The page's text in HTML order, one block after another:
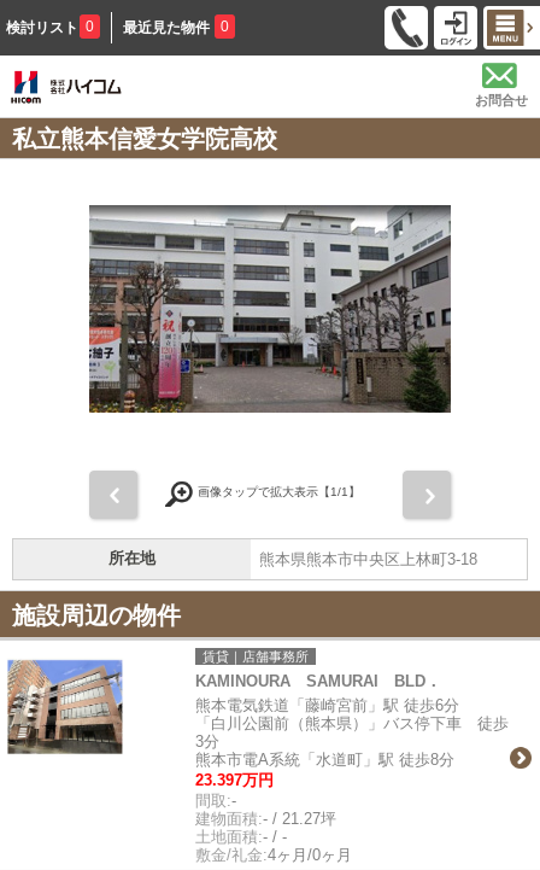
検討リスト 0 最近見た物件 0
お問合せ
私立熊本信愛女学院高校
画像タップで拡大表示【1/1】
所在地 熊本県熊本市中央区上林町3-18
施設周辺の物件
賃貸｜店舗事務所
KAMINOURA SAMURAI BLD．
熊本電気鉄道「藤崎宮前」駅 徒歩6分
「白川公園前（熊本県）」バス停下車 徒歩
3分
熊本市電A系統「水道町」駅 徒歩8分
23.397万円
間取:-
建物面積:- / 21.27坪
土地面積:- / -
敷金/礼金:4ヶ月/0ヶ月